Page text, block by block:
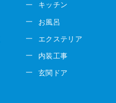
キッチン
お風呂
エクステリア
内装工事
玄関ドア